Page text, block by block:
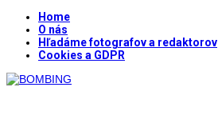
Home
O nás
Hľadáme fotografov a redaktorov
Cookies a GDPR